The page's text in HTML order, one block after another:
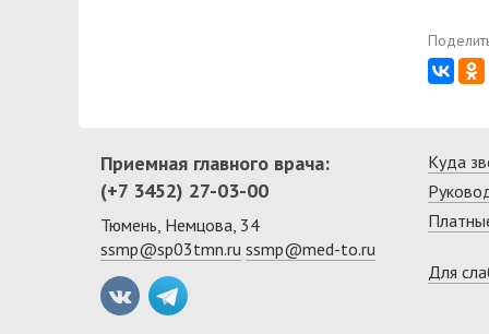
Приемная главного врача:
(+7 3452) 27-03-00
Тюмень, Немцова, 34
ssmp@sp03tmn.ru ssmp@med-to.ru
Куда
Для